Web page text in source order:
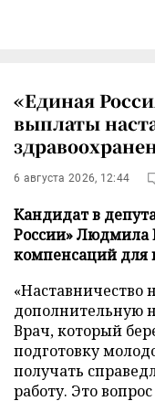
«Единая
выплаты
6 августа 2026, 12:44
Кандидат в
России» Людмила
компенсаций для
«Наставничество
дополнительную
Врач, который
подготовку
получать
работу. Это